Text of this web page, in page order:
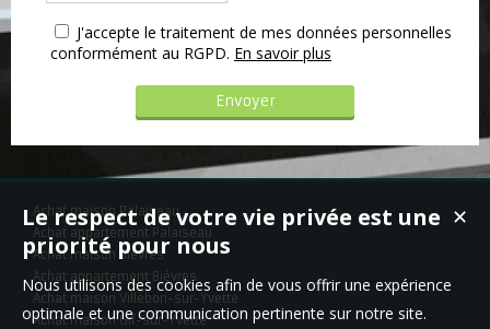
J'accepte le traitement de mes données personnelles
conformément au RGPD. En savoir plus
Achat maison Palaiseau
Achat appartement Palaiseau
Achat maison Bièvres
Achat appartement Bièvres
Achat maison Villebon-sur-Yvette
Achat maison Gif-sur-Yvette
✕
Le respect de votre vie privée est une
priorité pour nous
Nous utilisons des cookies afin de vous offrir une expérience
optimale et une communication pertinente sur notre site.